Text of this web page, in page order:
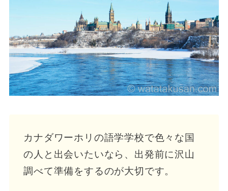
カナダワーホリの語学学校で色々な国
の人と出会いたいなら、出発前に沢山
調べて準備をするのが大切です。